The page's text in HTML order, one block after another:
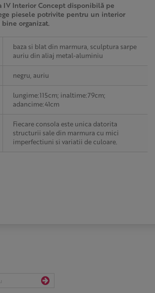
IV Interior Concept disponibilă pe
piesele potrivite pentru un interior
organizat.
baza si blat din marmura, sculptura sarpe
auriu din aliaj metal-aluminiu
negru, auriu
lungime:115cm; inaltime:79cm;
adancime:41cm
Fiecare consola este unica datorita
structurii sale din marmura cu mici
imperfectiuni si variatii de culoare.